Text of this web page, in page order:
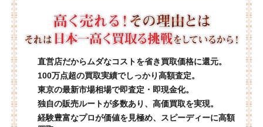
直営店だからムダなコストを省き買取価格に還元。
100万点超の買取実績でしっかり高額査定。
東京の最新市場相場で即査定・即現金化。
独自の販売ルートが多数あり、高価買取を実現。
経験豊富なプロが価値を見極め、スピーディーに高額